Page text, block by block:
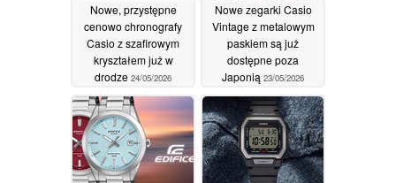
Nowe, przystępne
cenowo chronografy
Casio z szafirowym
kryształem już w
drodze 24/05/2026
Nowe zegarki Casio
Vintage z metalowym
paskiem są już
dostępne poza
Japonią 23/05/2026